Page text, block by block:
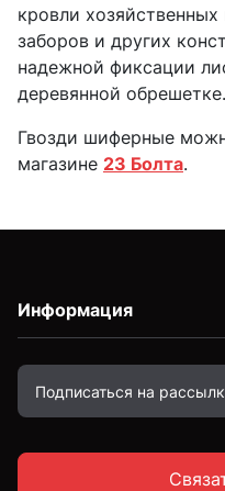
кровли
заборов и других
надежной фиксации
деревянной обрешетке.
Гвозди шиферные
магазине 23 Болта.
Информация